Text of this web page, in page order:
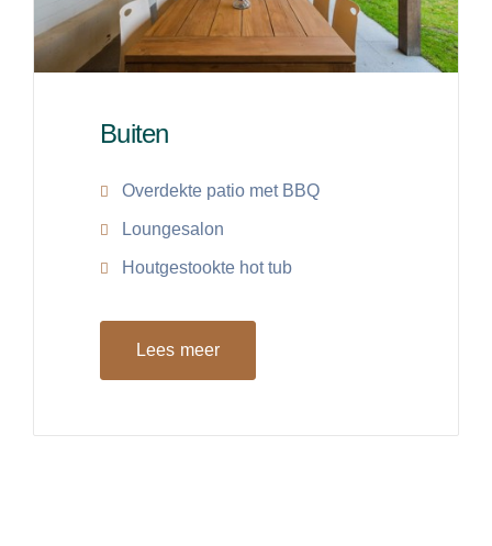
Buiten
Overdekte patio met BBQ
Loungesalon
Houtgestookte hot tub
Lees meer